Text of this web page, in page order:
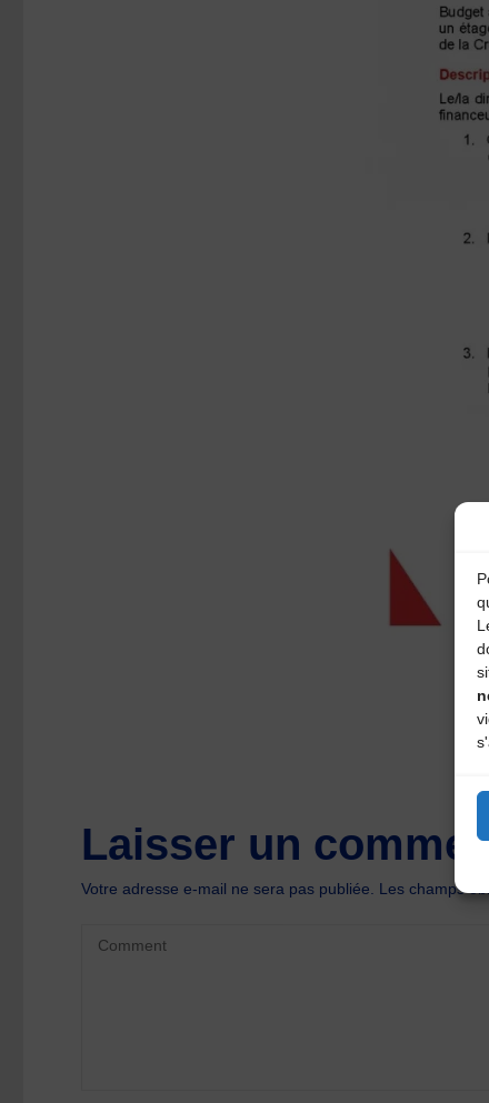
Laisser un
Votre adresse e-mail ne sera pas publiée. Les champs